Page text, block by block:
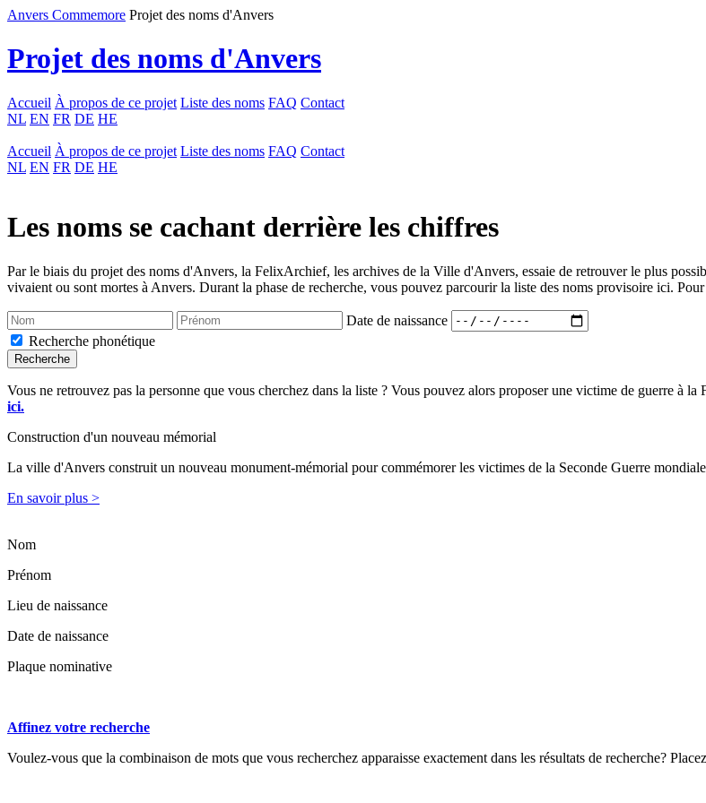
Anvers Commemore Projet des noms d'Anvers
Projet des noms d'Anvers
Accueil À propos de ce projet Liste des noms FAQ Contact
NL EN FR DE HE
Accueil À propos de ce projet Liste des noms FAQ Contact
NL EN FR DE HE
Les noms se cachant derrière les chiffres
Par le biais du projet des noms d'Anvers, la FelixArchief, les archives de la Ville d'Anvers, essaie de retrouver le plus
vivaient ou sont mortes à Anvers. Durant la phase de recherche, vous pouvez parcourir la liste des noms provisoire ici.
Date de naissance
Recherche phonétique
Vous ne retrouvez pas la personne que vous cherchez dans la liste ? Vous pouvez alors proposer une victime de guerre à
ici.
Construction d'un nouveau mémorial
La ville d'Anvers construit un nouveau monument-mémorial pour commémorer les victimes de la Seconde Guerre
En savoir plus >
Nom
Prénom
Lieu de naissance
Date de naissance
Plaque nominative
Affinez votre recherche
Voulez-vous que la combinaison de mots que vous recherchez apparaisse exactement dans les résultats de recherche?